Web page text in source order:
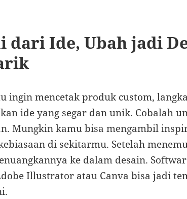
dari Ide, Ubah jadi
ingin mencetak produk custom,
ide yang segar dan unik. Cobalah
Mungkin kamu bisa mengambil
di sekitarmu. Setelah
ke dalam desain.
Illustrator atau Canva bisa jadi